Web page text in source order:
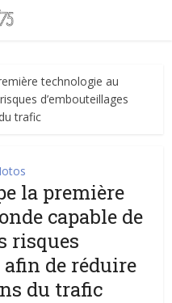
technologie au
d’embouteillages
trafic
la première
capable de
risques
afin de réduire
du trafic